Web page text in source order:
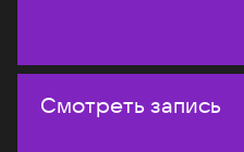
Смотреть запись